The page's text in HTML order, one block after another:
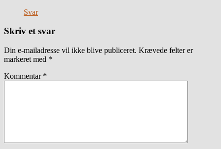
Svar
Skriv et svar
Din e-mailadresse vil ikke blive publiceret. Krævede felter er
markeret med *
Kommentar *